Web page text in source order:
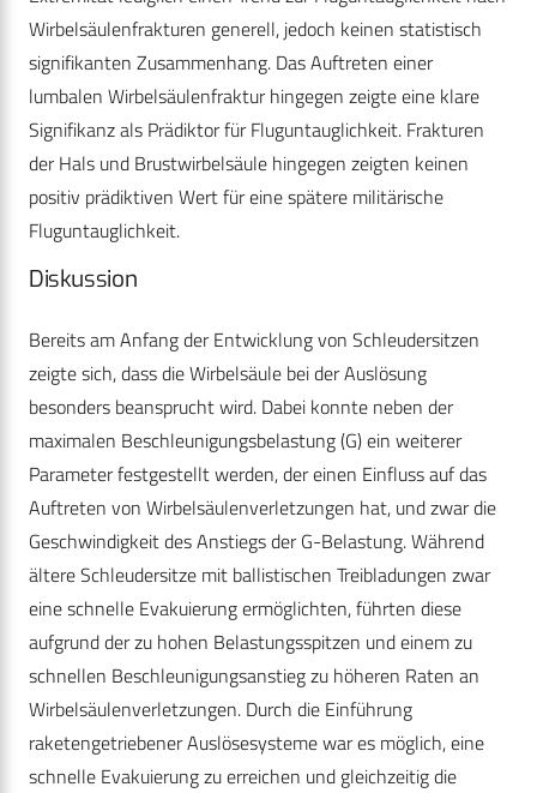
Wirbelsäulenfrakturen generell, jedoch keinen statistisch
signifikanten Zusammenhang. Das Auftreten einer
lumbalen Wirbelsäulenfraktur hingegen zeigte eine klare
Signifikanz als Prädiktor für Fluguntauglichkeit. Frakturen
der Hals und Brustwirbelsäule hingegen zeigten keinen
positiv prädiktiven Wert für eine spätere militärische
Fluguntauglichkeit.
Diskussion
Bereits am Anfang der Entwicklung von Schleudersitzen
zeigte sich, dass die Wirbelsäule bei der Auslösung
besonders beansprucht wird. Dabei konnte neben der
maximalen Beschleunigungsbelastung (G) ein weiterer
Parameter festgestellt werden, der einen Einfluss auf das
Auftreten von Wirbelsäulenverletzungen hat, und zwar die
Geschwindigkeit des Anstiegs der G-Belastung. Während
ältere Schleudersitze mit ballistischen Treibladungen zwar
eine schnelle Evakuierung ermöglichten, führten diese
aufgrund der zu hohen Belastungsspitzen und einem zu
schnellen Beschleunigungsanstieg zu höheren Raten an
Wirbelsäulenverletzungen. Durch die Einführung
raketengetriebener Auslösesysteme war es möglich, eine
schnelle Evakuierung zu erreichen und gleichzeitig die